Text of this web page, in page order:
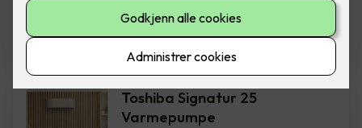
modeller: 9 og 12.
NOK 27,900-NOK 29,900
Toshiba Signatur 25
Varmepumpe